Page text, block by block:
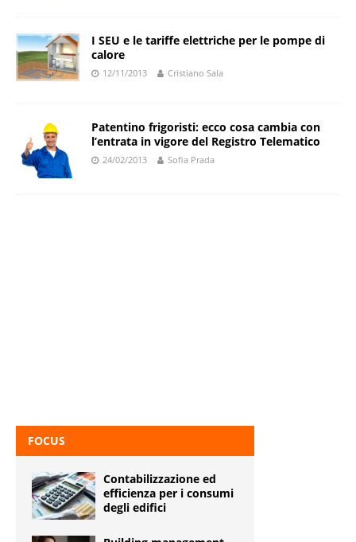
I SEU e le tariffe elettriche per le pompe di
calore
12/11/2013 Cristiano Sala
Patentino frigoristi: ecco cosa cambia con
l’entrata in vigore del Registro Telematico
24/02/2013 Sofia Prada
FOCUS
Contabilizzazione ed
efficienza per i consumi
degli edifici